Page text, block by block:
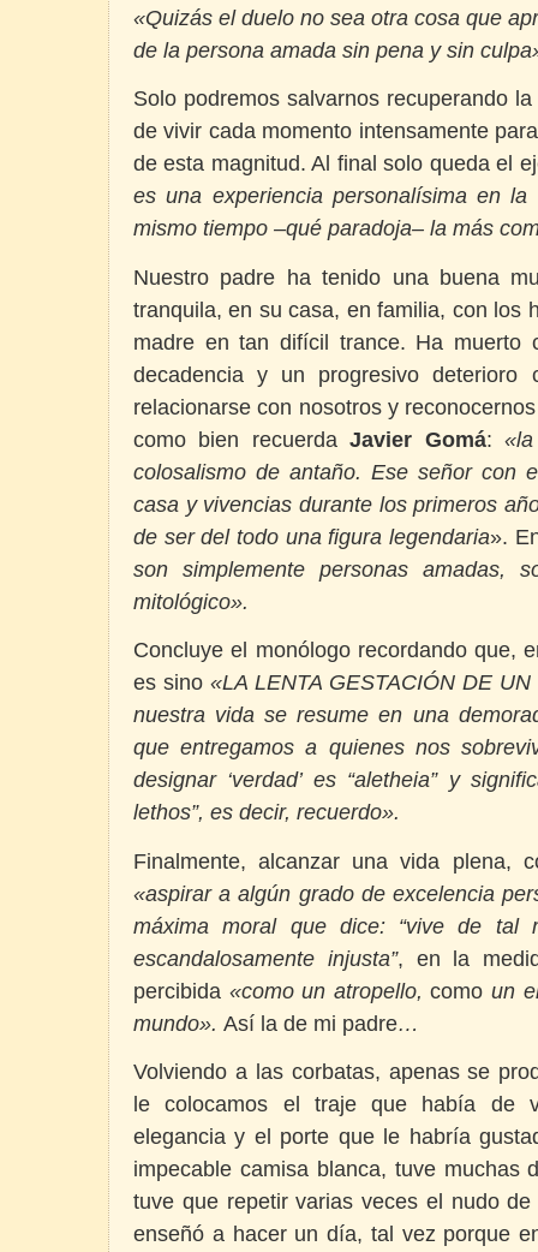
«Quizás el duelo no sea otra cosa que
de la persona amada sin pena y sin culpa
Solo podremos salvarnos recuperando
de vivir cada momento intensamente
de esta magnitud. Al final solo queda el
es una experiencia personalísima en
mismo tiempo –qué paradoja– la más
Nuestro padre ha tenido una buena
tranquila, en su casa, en familia, con los
madre en tan difícil trance. Ha muerto
decadencia y un progresivo deterioro
relacionarse con nosotros y
como bien recuerdaJavier Gomá:
colosalismo de antaño. Ese señor con
casa y vivencias durante los primeros
de ser del todo una figura legendaria».
son simplemente personas amadas,
mitológico».
Concluye el monólogo recordando que,
es sino «LA LENTA GESTACIÓN DE
nuestra vida se resume en una
que entregamos a quienes nos
designar ‘verdad’ es “aletheia” y
lethos”, es decir, recuerdo».
Finalmente, alcanzar una vida plena,
«aspirar a algún grado de excelencia
máxima moral que dice: “vive de tal
escandalosamente injusta”, en la
percibida «como un atropello,comoun
mundo». Así la de mi padre…
Volviendo a las corbatas, apenas se
le colocamos el traje que había de
elegancia y el porte que le habría
impecable camisa blanca, tuve muchas
tuve que repetir varias veces el nudo
enseñó a hacer un día, tal vez porque